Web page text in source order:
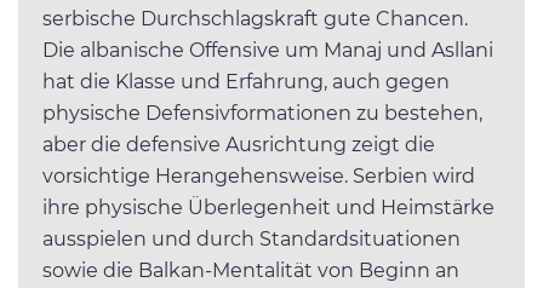
serbische Durchschlagskraft gute Chancen.
Die albanische Offensive um Manaj und Asllani
hat die Klasse und Erfahrung, auch gegen
physische Defensivformationen zu bestehen,
aber die defensive Ausrichtung zeigt die
vorsichtige Herangehensweise. Serbien wird
ihre physische Überlegenheit und Heimstärke
ausspielen und durch Standardsituationen
sowie die Balkan-Mentalität von Beginn an